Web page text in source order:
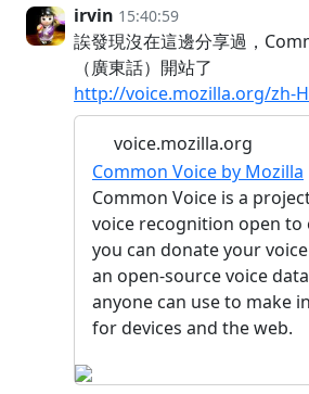
irvin 15:40:59
誒發現沒在這邊分享過，
（廣東話）開站了
http://voice.mozilla.org/zh-
voice.mozilla.org
Common Voice by Mozilla
Common Voice is a
voice recognition open to
you can donate your
an open-source voice
anyone can use to make
for devices and the web.